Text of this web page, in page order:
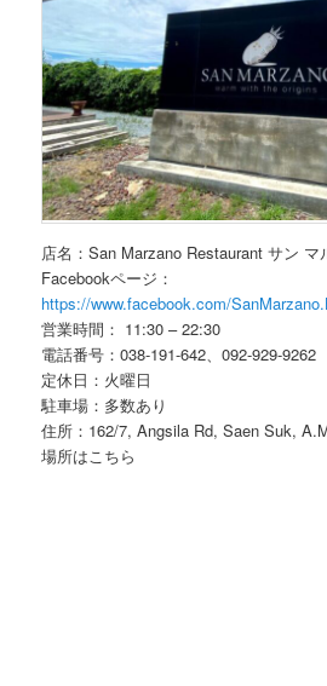
店名：San Marzano Restaurant サン マ
Facebookページ：
https://www.facebook.com/
営業時間： 11:30 – 22:30
電話番号：038-191-642、092-929-9262
定休日：火曜日
駐車場：多数あり
住所：162/7, Angsila Rd, Saen Suk,
場所はこちら